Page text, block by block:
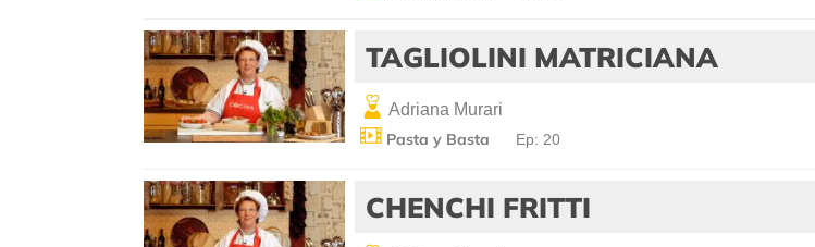
TAGLIOLINI MATRICIANA
Adriana Murari
Pasta y Basta Ep: 20
CHENCHI FRITTI